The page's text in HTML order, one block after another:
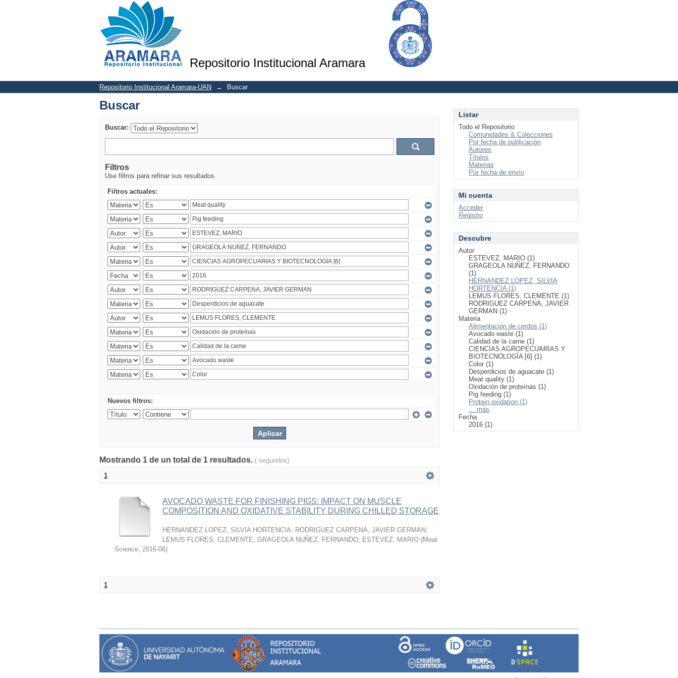
Repositorio Institucional Aramara
Buscar
Repositorio Institucional Aramara-UAN → Buscar
Buscar
Buscar:
Filtros
Use filtros para refinar sus resultados.
Filtros actuales:
Nuevos filtros:
Mostrando 1 de un total de 1 resultados. ( segundos)
1
AVOCADO WASTE FOR FINISHING PIGS: IMPACT ON MUSCLE
COMPOSITION AND OXIDATIVE STABILITY DURING CHILLED STORAGE
HERNANDEZ LOPEZ, SILVIA HORTENCIA; RODRIGUEZ CARPENA, JAVIER GERMAN;
LEMUS FLORES, CLEMENTE; GRAGEOLA NUÑEZ, FERNANDO; ESTEVEZ, MARIO (Meat
Science, 2016-06)
1
Listar
Todo el Repositorio
Comunidades & Colecciones
Por fecha de publicación
Autores
Títulos
Materias
Por fecha de envío
Mi cuenta
Acceder
Registro
Descubre
Autor
ESTEVEZ, MARIO (1)
GRAGEOLA NUÑEZ, FERNANDO
(1)
HERNANDEZ LOPEZ, SILVIA
HORTENCIA (1)
LEMUS FLORES, CLEMENTE (1)
RODRIGUEZ CARPENA, JAVIER
GERMAN (1)
Materia
Alimentación de cerdos (1)
Avocado waste (1)
Calidad de la carne (1)
CIENCIAS AGROPECUARIAS Y
BIOTECNOLOGÍA [6] (1)
Color (1)
Desperdicios de aguacate (1)
Meat quality (1)
Oxidación de proteínas (1)
Pig feeding (1)
Protein oxidation (1)
... más
Fecha
2016 (1)